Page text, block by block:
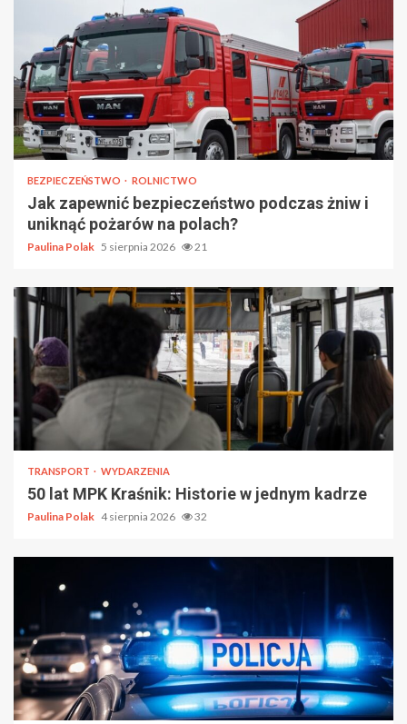
BEZPIECZEŃSTWO ROLNICTWO
Jak zapewnić bezpieczeństwo podczas żniw i
uniknąć pożarów na polach?
Paulina Polak 5 sierpnia 2026 21
TRANSPORT WYDARZENIA
50 lat MPK Kraśnik: Historie w jednym kadrze
Paulina Polak 4 sierpnia 2026 32